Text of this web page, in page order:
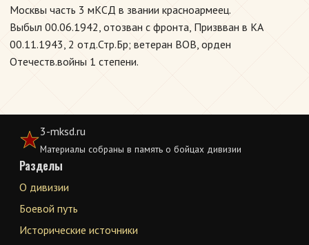
Москвы часть 3 мКСД в звании красноармеец.
Выбыл 00.06.1942, отозван с фронта, Призвван в КА
00.11.1943, 2 отд.Стр.Бр; ветеран ВОВ, орден
Отечеств.войны 1 степени.
3-mksd.ru
Материалы собраны в память о бойцах дивизии
Разделы
О дивизии
Боевой путь
Исторические источники